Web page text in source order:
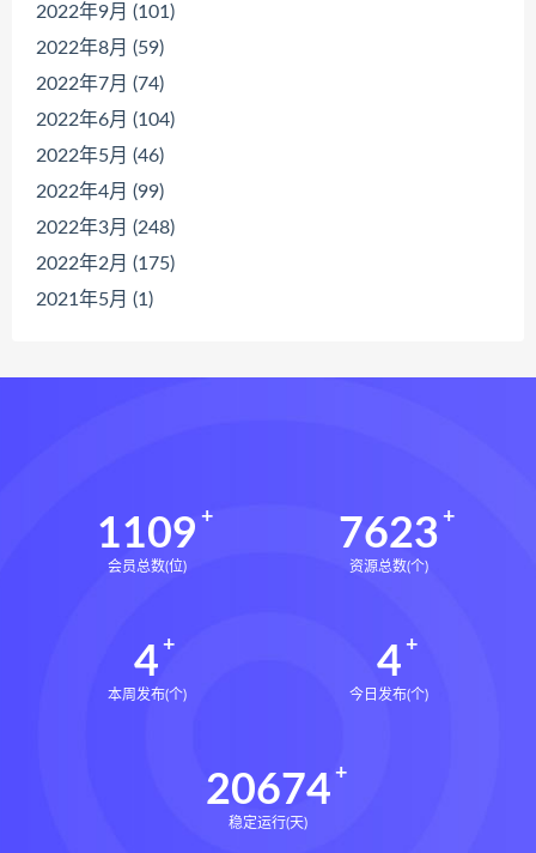
2022年9月 (101)
2022年8月 (59)
2022年7月 (74)
2022年6月 (104)
2022年5月 (46)
2022年4月 (99)
2022年3月 (248)
2022年2月 (175)
2021年5月 (1)
1109
会员总数(位)
7623
资源总数(个)
4
本周发布(个)
4
今日发布(个)
20674
稳定运行(天)